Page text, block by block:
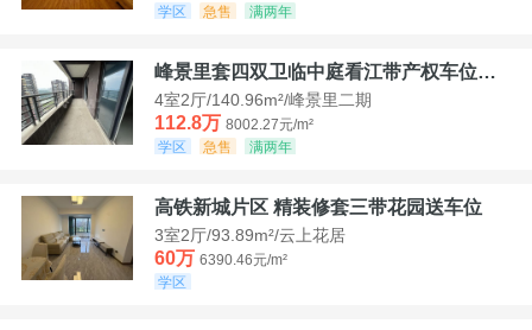
学区
急售 满两年
峰景里套四双卫临中庭看江带产权车位诚售
4室2厅/140.96m²/峰景里二期
112.8万 8002.27元/m²
学区
急售 满两年
高铁新城片区 精装修套三带花园送车位
3室2厅/93.89m²/云上花居
60万 6390.46元/m²
学区